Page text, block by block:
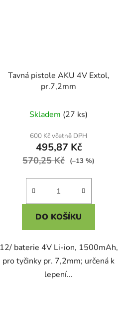
Tavná pistole AKU 4V Extol,
pr.7,2mm
Skladem (27 ks)
600 Kč včetně DPH
495,87 Kč
570,25 Kč (–13 %)
DO KOŠÍKU
12/ baterie 4V Li-ion, 1500mAh,
pro tyčinky pr. 7,2mm; určená k
lepení...